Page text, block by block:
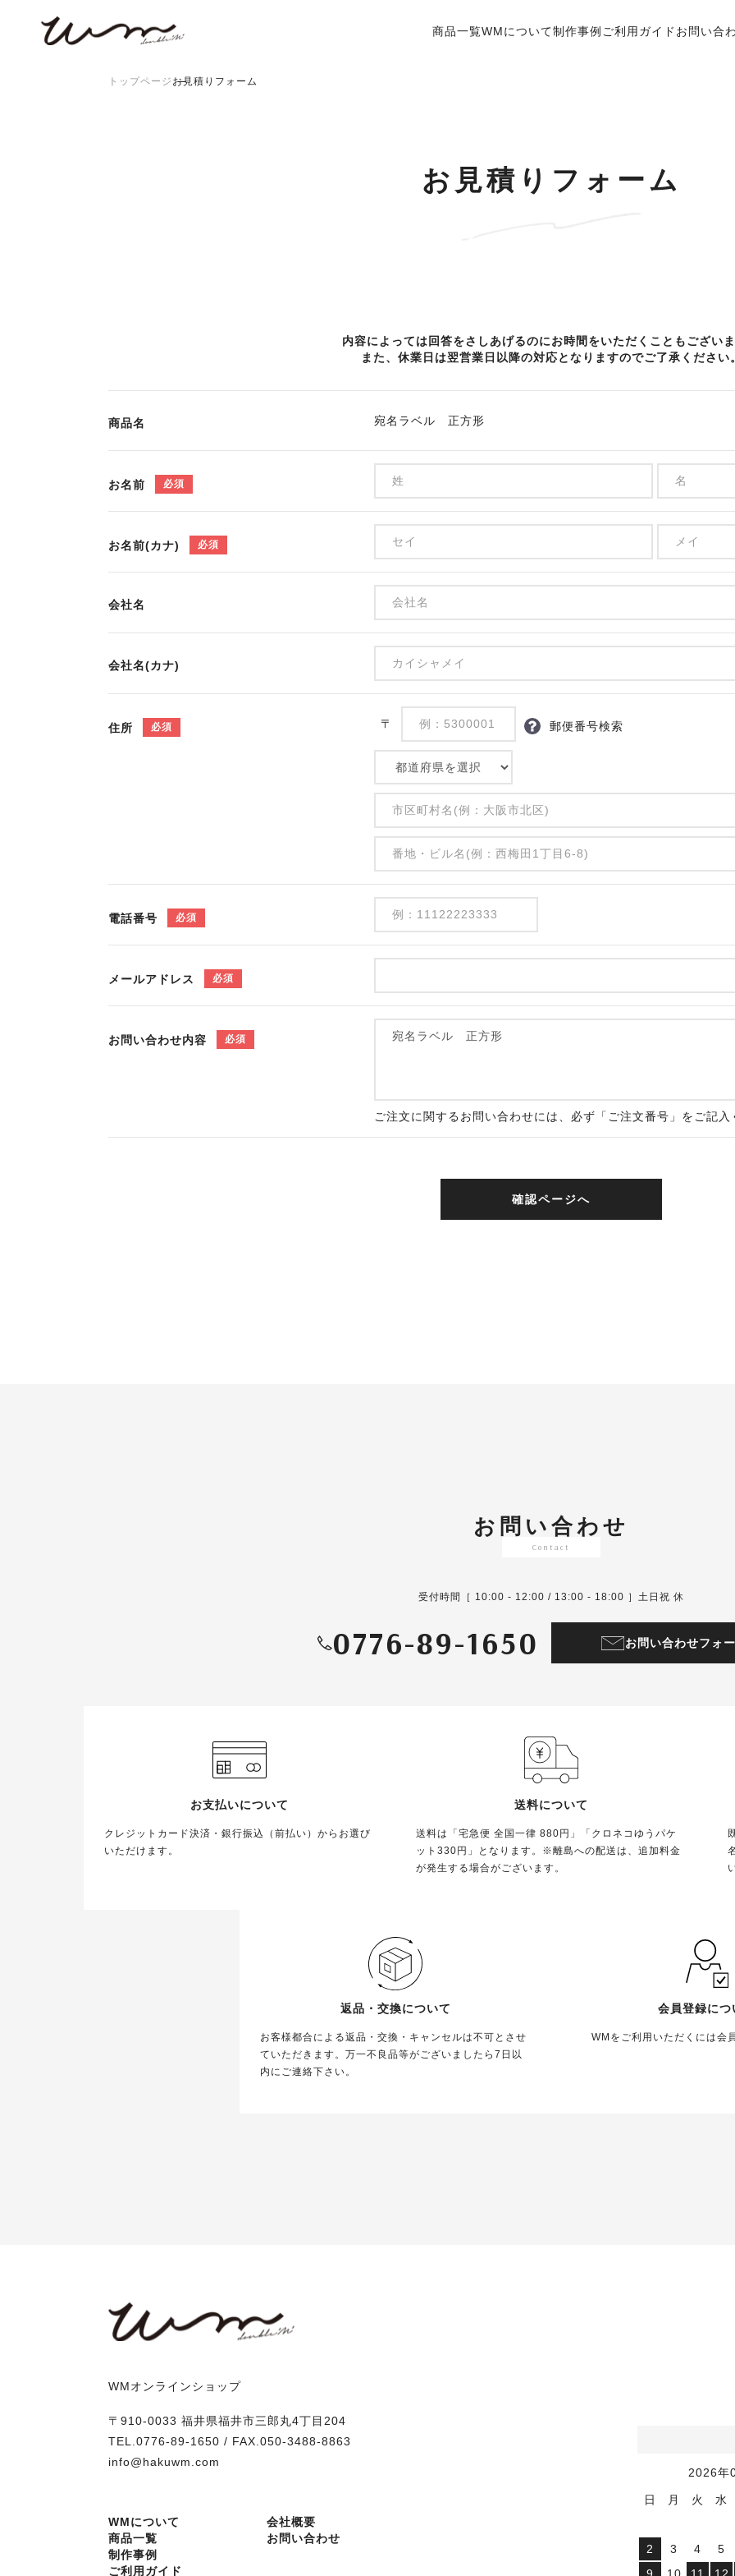
商品一覧WMについて制作事例 ご利用ガイド お問い合
トップページ お見積りフォーム
お見積りフォーム
内容によっては回答をさしあげるのにお時間をいただくこともございま
また、休業日は翌営業日以降の対応となりますのでご了承ください。
商品名 宛名ラベル 正方形
お名前 必須
お名前(カナ) 必須
会社名
会社名(カナ)
住所 必須 〒 郵便番号検索
電話番号 必須
メールアドレス 必須
お問い合わせ内容 必須
ご注文に関するお問い合わせには、必ず「ご注文番号」をご記入
確認ページへ
お問い合わせ
Contact
受付時間 ［ 10:00 - 12:00 / 13:00 - 18:00 ］ 土日祝 休
0776-89-1650 お問い合わせフォ
お支払いについて
クレジットカード決済・銀行振込（前払い）からお選び
いただけます。
送料について
送料は「宅急便 全国一律 880円」「クロネコゆうパケ
ット330円」となります。※離島への配送は、追加料金
が発生する場合がございます。
返品・交換について
お客様都合による返品・交換・キャンセルは不可とさせ
ていただきます。万一不良品等がございましたら7日以
内にご連絡下さい。
会員登録につ
WMをご利用いただくには会
WMオンラインショップ
〒910-0033 福井県福井市三郎丸4丁目204
TEL.0776-89-1650 / FAX.050-3488-8863
info@hakuwm.com
WMについて
商品一覧
制作事例
ご利用ガイド
会社概要
お問い合わせ
2026年
日 月 火 水
2
3 4 5